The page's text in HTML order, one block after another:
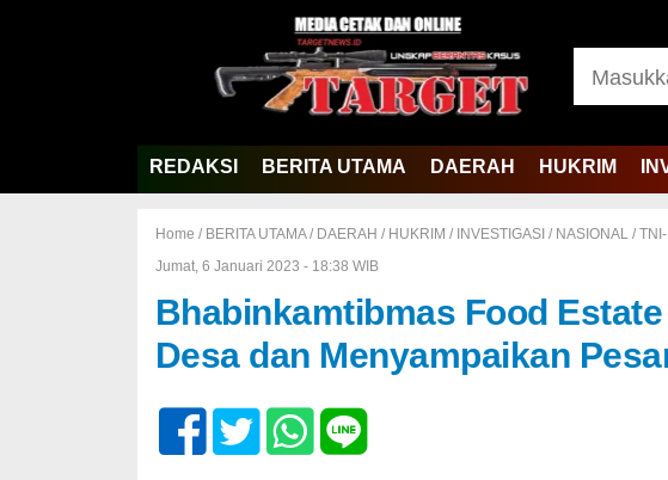
REDAKSI BERITA UTAMA DAERAH HUKRIM
Home / BERITA UTAMA/ DAERAH / HUKRIM / INVESTIGASI / NASIONAL/ TNI-
Jumat, 6 Januari 2023 - 18:38 WIB
Bhabinkamtibmas Food
Desa dan Menyampaikan